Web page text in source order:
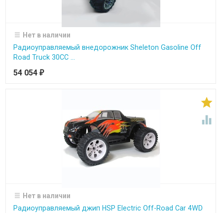
Нет в наличии
Радиоуправляемый внедорожник Sheleton Gasoline Off
Road Truck 30СС ...
54 054 ₽


Нет в наличии
Радиоуправляемый джип HSP Electric Off-Road Car 4WD